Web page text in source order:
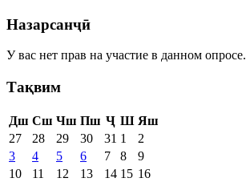
Назарсанҷӣ
У вас нет прав на участие в данном опросе.
Тақвим
Дш Сш Чш Пш Ҷ Ш Яш
27
28 29 30 31 1
2
3
4 5 6 7 8
9
10
11 12 13 14 15 16